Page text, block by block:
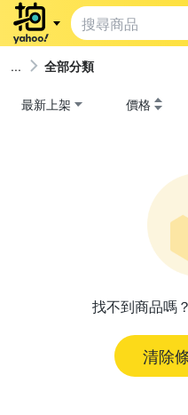
全部分類
最新上架 價格
找不到商品嗎
清除